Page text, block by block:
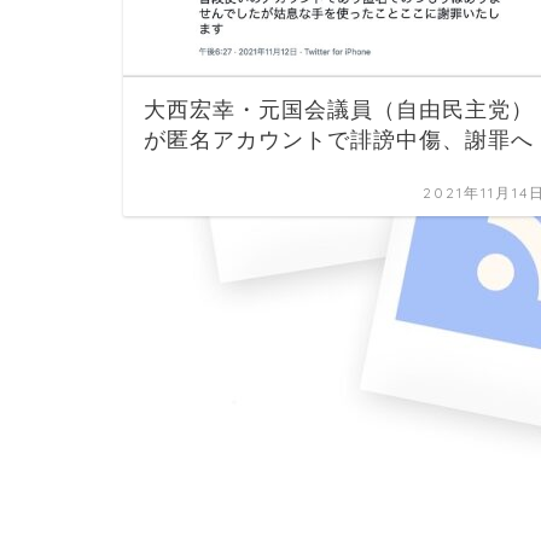
大西宏幸・元国会議員（自由民主党）
が匿名アカウントで誹謗中傷、謝罪へ
2021年11月14